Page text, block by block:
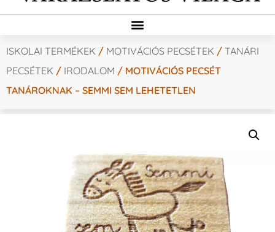
ISKOLAI TERMÉKEK / MOTIVÁCIÓS PECSÉTEK / TANÁRI
PECSÉTEK / IRODALOM / MOTIVÁCIÓS PECSÉT
TANÁROKNAK – SEMMI SEM LEHETETLEN